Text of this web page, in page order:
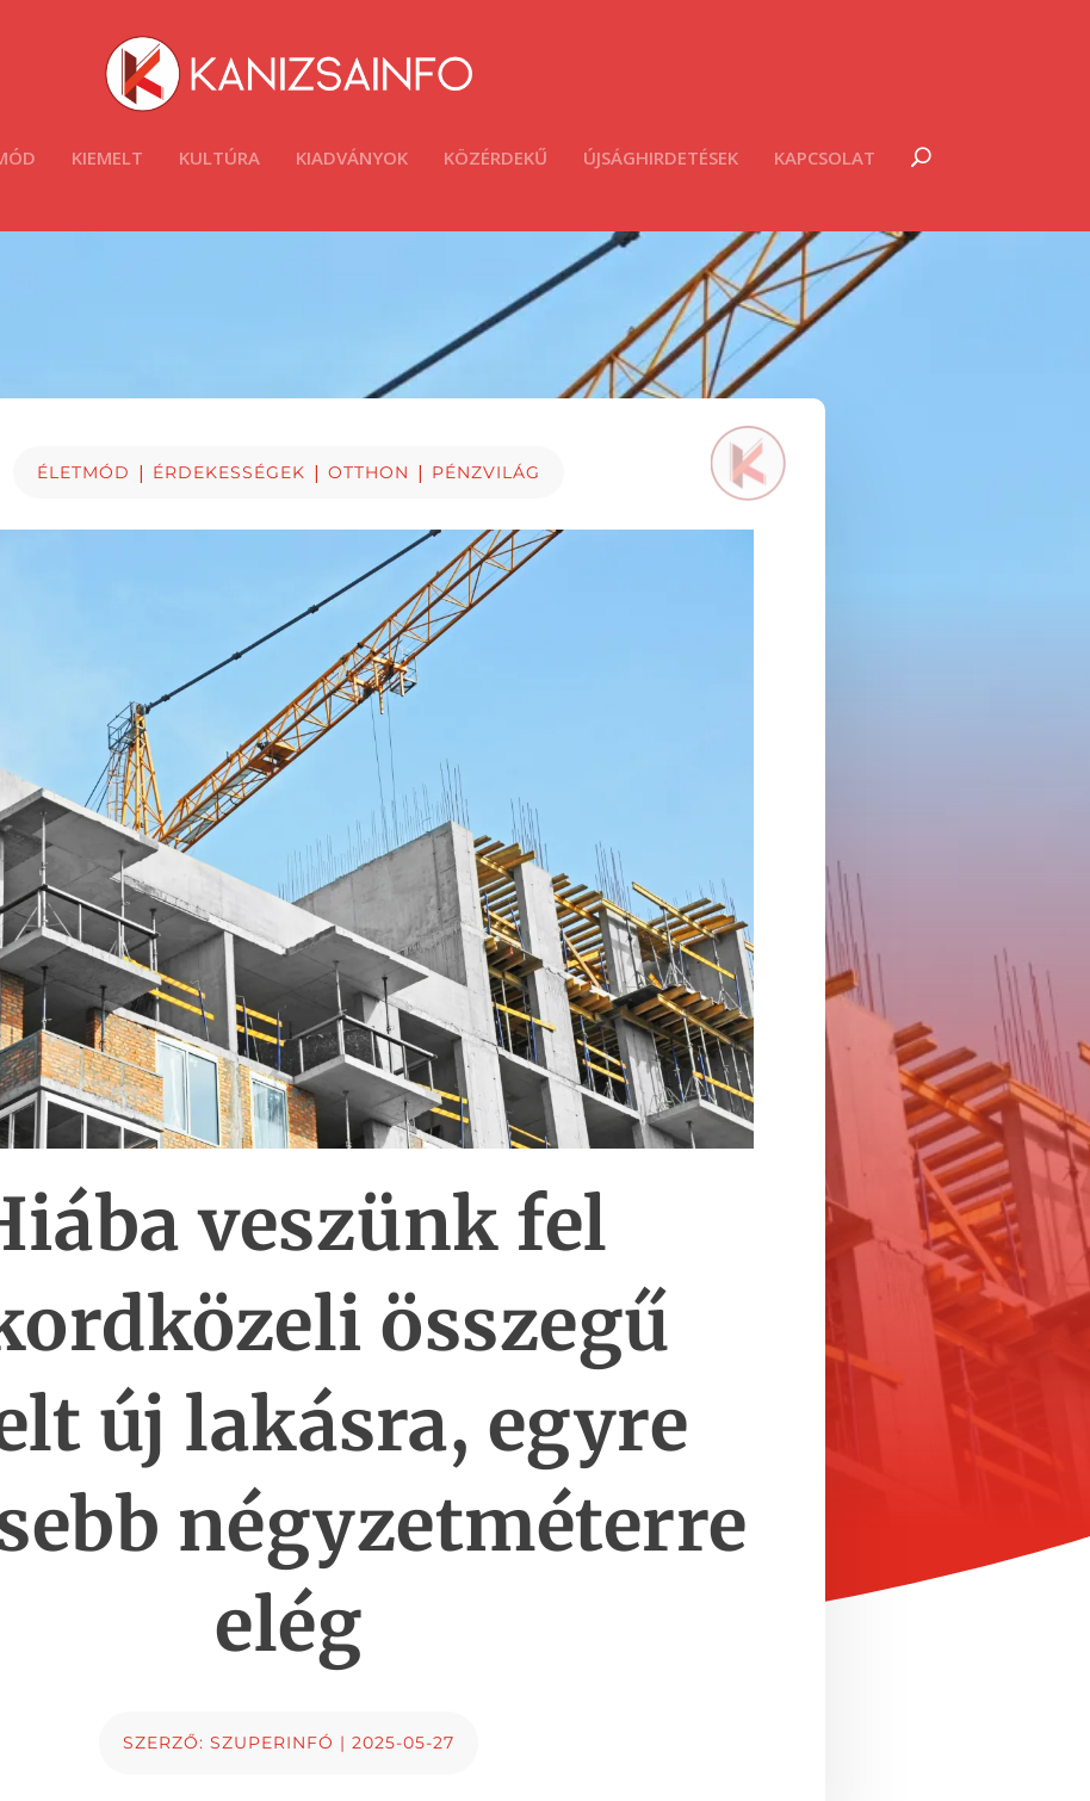
KIEMELT KULTÚRA KIADVÁNYOK KÖZÉRDEKŰ ÚJSÁGHIRDETÉSEK KAPCSOLAT
ÉLETMÓD | ÉRDEKESSÉGEK | OTTHON | PÉNZVILÁG
veszünk fel
összegű
új lakásra, egyre
négyzetméterre
elég
SZERZŐ: SZUPERINFÓ | 2025-05-27